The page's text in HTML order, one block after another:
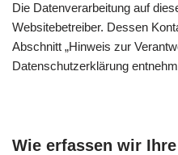
Die Datenverarbeitung auf
Websitebetreiber. Dessen
Abschnitt „Hinweis zur
Datenschutzerklärung
Wie erfassen wir